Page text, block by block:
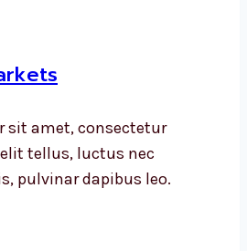
sit amet, consectetur
tellus, luctus nec
pulvinar dapibus leo.